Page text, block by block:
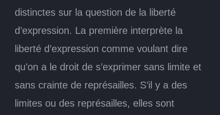
distinctes sur la question de la liberté
d’expression. La première interprète la
liberté d’expression comme voulant dire
qu’on a le droit de s’exprimer sans limite et
sans crainte de représailles. S’il y a des
limites ou des représailles, elles sont